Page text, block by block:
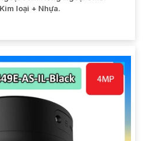
loại + Nhựa.